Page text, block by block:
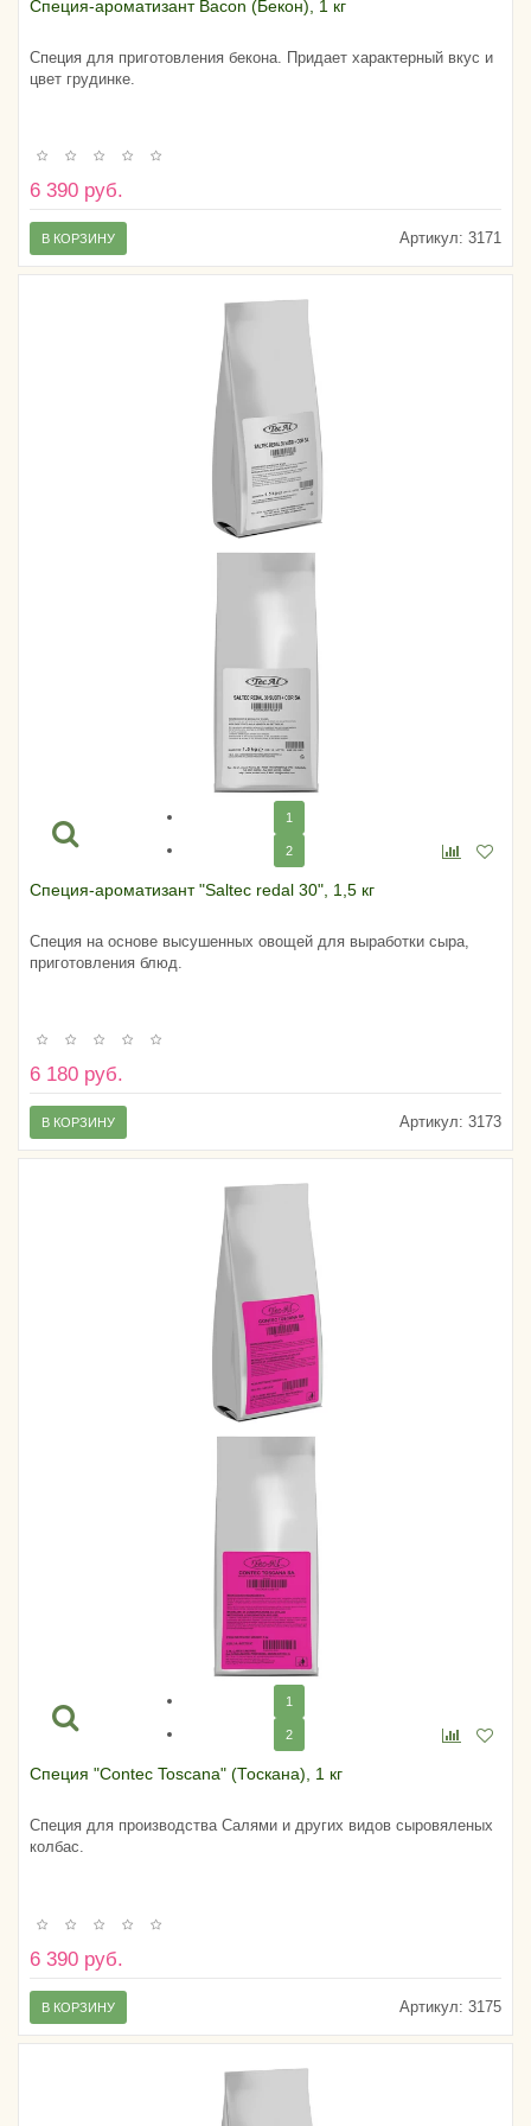
Специя-ароматизант Bacon (Бекон), 1 кг
Специя для приготовления бекона. Придает характерный вкус и
цвет грудинке.
6 390 руб.
Артикул: 3171
В КОРЗИНУ
1
2
Специя-ароматизант "Saltec redal 30", 1,5 кг
Специя на основе высушенных овощей для выработки сыра,
приготовления блюд.
6 180 руб.
Артикул: 3173
В КОРЗИНУ
1
2
Специя "Contec Toscana" (Тоскана), 1 кг
Специя для производства Салями и других видов сыровяленых
колбас.
6 390 руб.
Артикул: 3175
В КОРЗИНУ